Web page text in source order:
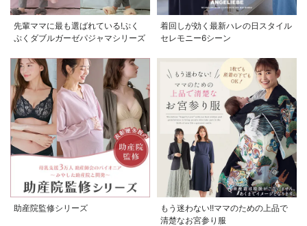
先輩ママに最も選ばれている!ぷく
ぷくダブルガーゼパジャマシリーズ
着回しが効く最新ハレの日スタイル
セレモニー6シーン
助産院監修シリーズ
もう迷わない!!ママのための上品で
清楚なお宮参り服